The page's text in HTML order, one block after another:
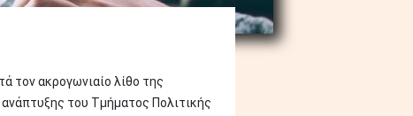
τον ακρογωνιαίο λίθο της
ανάπτυξης του Τμήματος Πολιτικής